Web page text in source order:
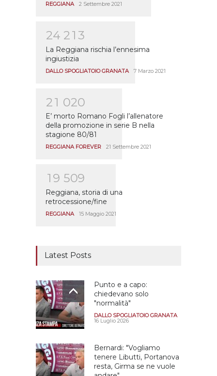
REGGIANA 2 Settembre 2021
24 21 3
La Reggiana rischia l’ennesima
ingiustizia
DALLO SPOGLIATOIO GRANATA 7 Marzo 2021
21 020
E’ morto Romano Fogli l’allenatore
della promozione in serie B nella
stagione 80/81
REGGIANA FOREVER 21 Settembre 2021
1 9 509
Reggiana, storia di una
retrocessione/fine
REGGIANA 15 Maggio 2021
Latest Posts
Punto e a capo:
chiedevano solo
"normalità"
DALLO SPOGLIATOIO GRANATA
16 Luglio 2026
Bernardi: "Vogliamo
tenere Libutti, Portanova
resta, Girma se ne vuole